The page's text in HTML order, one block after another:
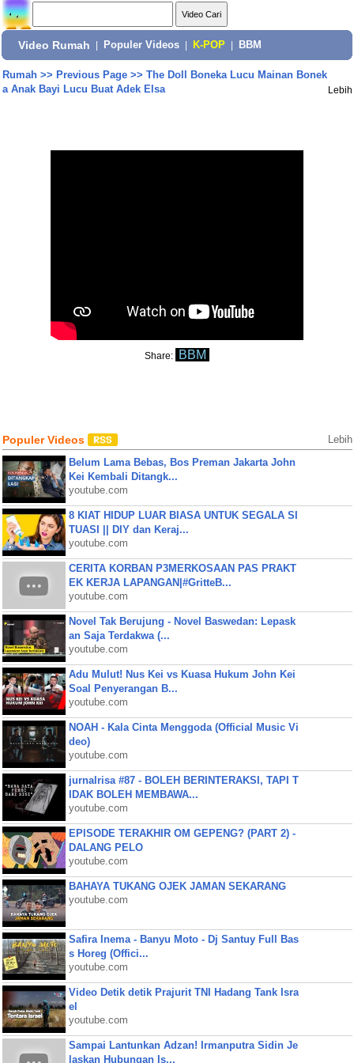
Video Rumah Populer Videos K-POP BBM
Rumah>> Previous Page>> The Doll Boneka Lucu Mainan Bonek
a Anak Bayi Lucu Buat Adek Elsa
Lebih
Share: BBM
Populer Videos Lebih
Belum Lama Bebas, Bos Preman Jakarta John
Kei Kembali Ditangk...
youtube.com
8 KIAT HIDUP LUAR BIASA UNTUK SEGALA SI
TUASI || DIY dan Keraj...
youtube.com
CERITA KORBAN P3MERKOSAAN PAS PRAKT
EK KERJA LAPANGAN|#GritteB...
youtube.com
Novel Tak Berujung - Novel Baswedan: Lepask
an Saja Terdakwa (...
youtube.com
Adu Mulut! Nus Kei vs Kuasa Hukum John Kei
Soal Penyerangan B...
youtube.com
NOAH - Kala Cinta Menggoda (Official Music Vi
deo)
youtube.com
jurnalrisa #87 - BOLEH BERINTERAKSI, TAPI T
IDAK BOLEH MEMBAWA...
youtube.com
EPISODE TERAKHIR OM GEPENG? (PART 2) -
DALANG PELO
youtube.com
BAHAYA TUKANG OJEK JAMAN SEKARANG
youtube.com
Safira Inema - Banyu Moto - Dj Santuy Full Bas
s Horeg (Offici...
youtube.com
Video Detik detik Prajurit TNI Hadang Tank Isra
el
youtube.com
Sampai Lantunkan Adzan! Irmanputra Sidin Je
laskan Hubungan Is...